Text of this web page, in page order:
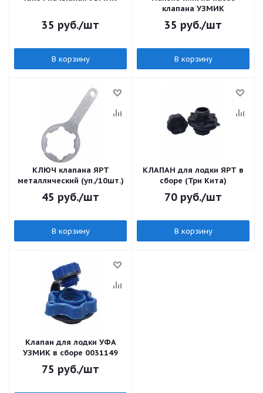
35 руб./шт
В корзину
клапана УЗМИК
35 руб./шт
В корзину
КЛЮЧ клапана ЯРТ
металлический (уп./10шт.)
45 руб./шт
В корзину
КЛАПАН для лодки ЯРТ в
сборе (Три Кита)
70 руб./шт
В корзину
Клапан для лодки УФА
УЗМИК в сборе 0031149
75 руб./шт